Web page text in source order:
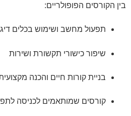
בין הקורסים הפופולריים:
תפעול מחשב ושימוש בכלים
שיפור כישורי תקשורת ושירות
בניית קורות חיים והכנה
קורסים שמותאמים לכניסה